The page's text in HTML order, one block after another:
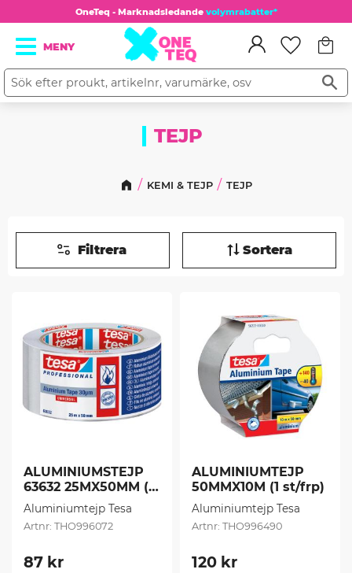
Meny
OneTeq - Marknadsledande volymrabatter*
TEJP
KEMI & TEJP TEJP
Filtrera Sortera
ALUMINIUMSTEJP
63632 25MX50MM (1
st/frp)
Aluminiumtejp Tesa
THO996072
87 kr
ALUMINIUMTEJP
50MMX10M (1 st/frp)
Aluminiumtejp Tesa
THO996490
120 kr